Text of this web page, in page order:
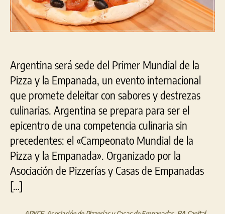
Empanada
llega
a
Argentina será sede del Primer Mundial de la
Pizza y la Empanada, un evento internacional
que promete deleitar con sabores y destrezas
culinarias. Argentina se prepara para ser el
epicentro de una competencia culinaria sin
precedentes: el «Campeonato Mundial de la
Pizza y la Empanada». Organizado por la
Asociación de Pizzerías y Casas de Empanadas
[…]